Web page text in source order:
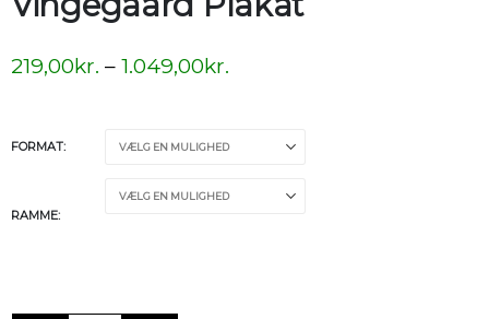
219,00kr. – 1.049,00kr.
FORMAT
RAMME